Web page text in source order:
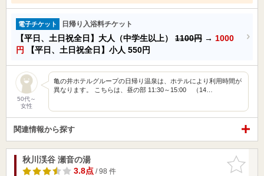
電子チケット 日帰り入浴料チケット
【平日、土日祝全日】大人（中学生以上） 1100円 → 1000
円
【平日、土日祝全日】小人 550円
50代～
女性
亀の井ホテルグループの日帰り温泉は、ホテルにより利用時間が
異なります。 こちらは、昼の部 11:30～15:00 （14…
関連情報から探す
お気に入
りに追加
秋川渓谷 瀬音の湯
3.8点/ 98 件